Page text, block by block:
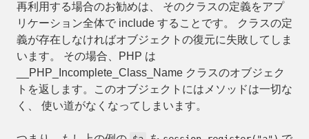
再利用する場合のお勧めは、 そのクラスの定義をアプ
リケーション全体で include することです。 クラスの定
義が存在しなければオブジェクトの復元に失敗してしま
います。 その場合、PHP は
__PHP_Incomplete_Class_Name クラスのオブジェク
トを返します。このオブジェクトにはメソッドは一切な
く、 使い道がなくなってしまいます。